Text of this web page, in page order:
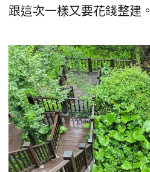
跟這次一樣又要花錢整建。